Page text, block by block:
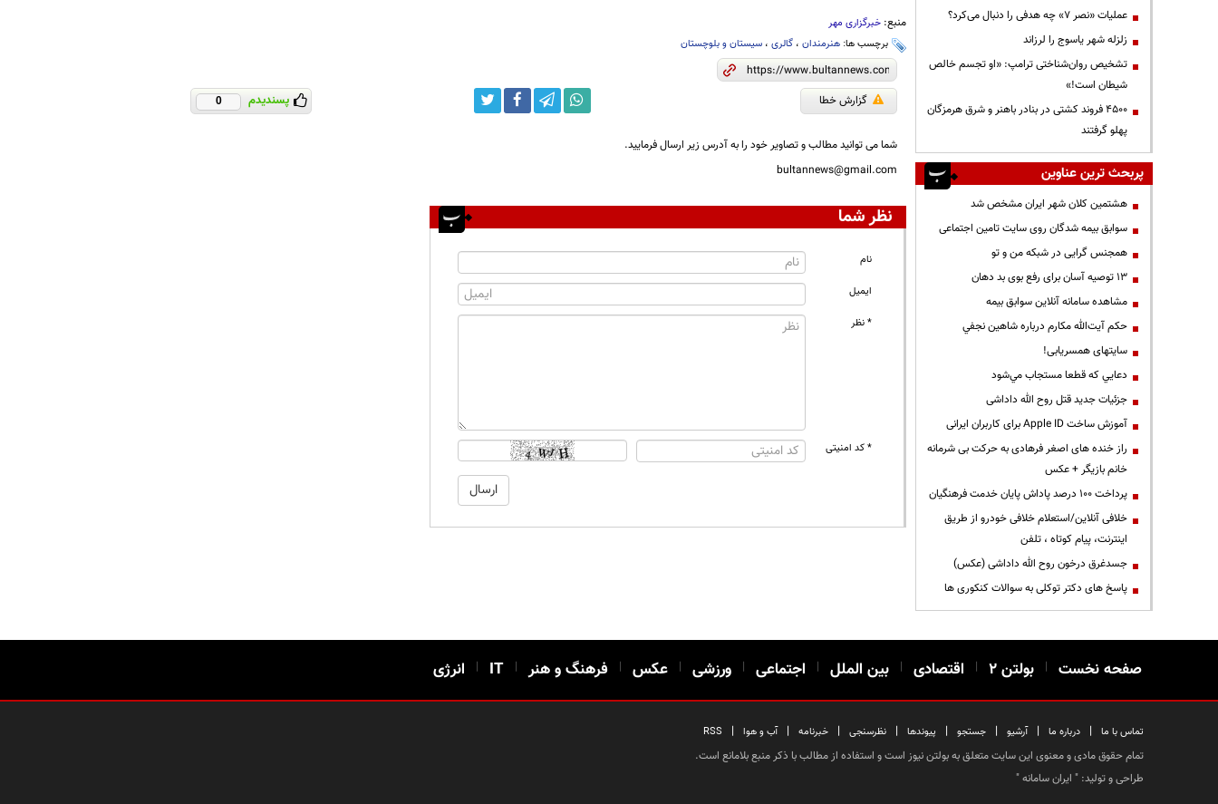
منبع: خبرگزاری مهر
برچسب ها: هنرمندان، گالری، سیستان و بلوچستان
گزارش خطا پسندیدم 0
شما می توانید مطالب و تصاویر خود را به آدرس زیر ارسال فرمایید.
bultannews@gmail.com
نظر شما
نام
ایمیل
* نظر
* کد امنیتی
عملیات «نصر ۷» چه هدفی را دنبال می‌کرد؟
زلزله شهر یاسوج را لرزاند
تشخیص روان‌شناختی ترامپ: «او تجسم خالص
شیطان است!»
۴۵۰۰ فروند کشتی در بنادر باهنر و شرق هرمزگان
پهلو گرفتند
پربحث ترین عناوین
هشتمین کلان شهر ایران مشخص شد
سوابق بیمه شدگان روی سایت تامین اجتماعی
همجنس گرایی در شبکه من و تو
13 توصیه آسان برای رفع بوی بد دهان
مشاهده سامانه آنلاين سوابق بیمه
حكم آيت‌الله مكارم درباره شاهين نجفي
سایتهای همسریابی!
دعايي كه قطعا مستجاب مي‌شود
جزئیات جدید قتل روح الله داداشی
آموزش ساخت Apple ID برای کاربران ایرانی
راز خنده های اصغر فرهادی به حرکت بی شرمانه
خانم بازیگر + عکس
پرداخت ۱۰۰ درصد پاداش پایان خدمت فرهنگیان
خلافی آنلاین/استعلام خلافی خودرو از طریق
اینترنت، پیام کوتاه ، تلفن
جسدغرق درخون روح الله داداشی (عکس)
پاسخ های دکتر توکلی به سوالات کنکوری ها
صفحه نخست | بولتن ۲ | اقتصادی | بین الملل | اجتماعی | ورزشی | عکس | فرهنگ و هنر |
IT
| انرژی
تماس با ما | درباره ما | آرشیو | جستجو | پیوندها | نظرسنجی | خبرنامه | آب و هوا |
RSS
تمام حقوق مادی و معنوی این سایت متعلق به بولتن نیوز است و استفاده از مطالب با ذکر منبع بلامانع است.
طراحی و تولید: " ایران سامانه"